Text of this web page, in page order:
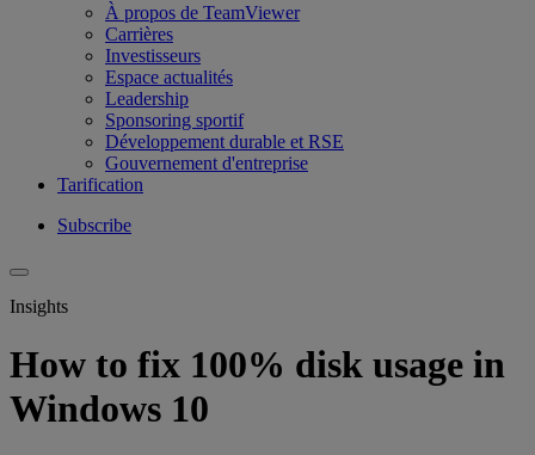
À propos de TeamViewer
Carrières
Investisseurs
Espace actualités
Leadership
Sponsoring sportif
Développement durable et RSE
Gouvernement d'entreprise
Tarification
Subscribe
Insights
How to fix 100% disk usage in
Windows 10